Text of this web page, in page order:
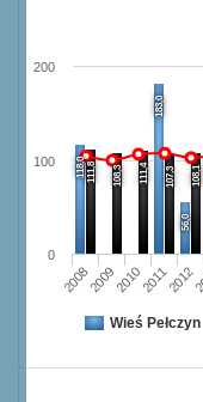
118,0
183,0
56,0
111,8 108,3 111,4 107,3 108,1
20082009201020112012
0
100
200
Wieś Pełczyn